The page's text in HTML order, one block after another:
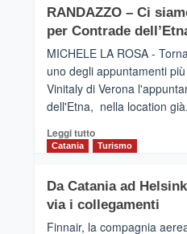
SUMMER
BOOK
CLUB
VIAGRANDE
(Ct)
–
presenta
“Vino
&
2026”.
Le
dell’enoturismo
sull’Etna
RANDAZZO – Ci
per Contrade
MICHELE LA ROSA -
uno degli appuntamenti
Vinitaly di Verona
dell'Etna, nella location
Leggi tuttoLeggi
di
RANDAZZO
–
Catania Turismo
Da Catania ad
via i collegamenti
Finnair, la compagnia